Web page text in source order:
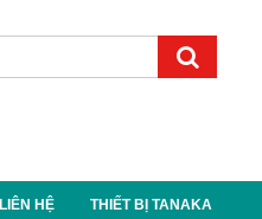
LIÊN HỆ THIẾT BỊ TANAKA